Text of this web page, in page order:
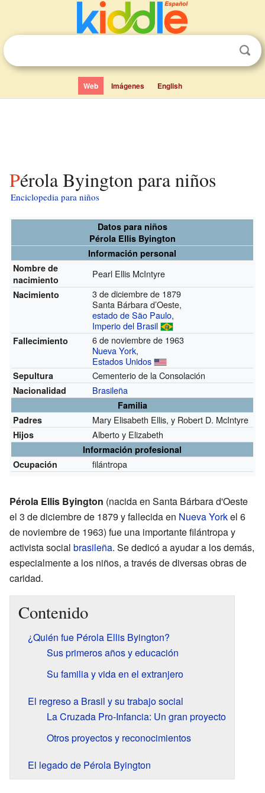
Web Imágenes English
Pérola Byington para niños
Enciclopedia para niños
Datos para niños
Pérola Ellis Byington
Información personal
Nombre de
nacimiento
Pearl Ellis McIntyre
Nacimiento
3 de diciembre de 1879
Santa Bárbara d’Oeste,
estado de São Paulo,
Imperio del Brasil
Fallecimiento
6 de noviembre de 1963
Nueva York,
Estados Unidos
Sepultura Cementerio de la Consolación
Nacionalidad Brasileña
Familia
Padres
Mary Elisabeth Ellis, y Robert D. McIntyre
Hijos Alberto y Elizabeth
Información profesional
Ocupación
filántropa
Pérola Ellis Byington (nacida en Santa Bárbara d'Oeste
el 3 de diciembre de 1879 y fallecida en Nueva Yorkel 6
de noviembre de 1963) fue una importante filántropa y
activista social brasileña. Se dedicó a ayudar a los demás,
especialmente a los niños, a través de diversas obras de
caridad.
Contenido
¿Quién fue Pérola Ellis Byington?
Sus primeros años y educación
Su familia y vida en el extranjero
El regreso a Brasil y su trabajo social
La Cruzada Pro-Infancia: Un gran proyecto
Otros proyectos y reconocimientos
El legado de Pérola Byington